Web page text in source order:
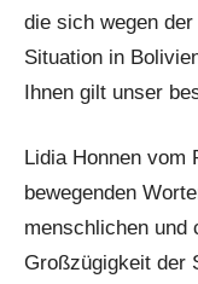
die sich wegen
Situation in
Ihnen gilt unser
Lidia Honnen vom
bewegenden
menschlichen und
Großzügigkeit der